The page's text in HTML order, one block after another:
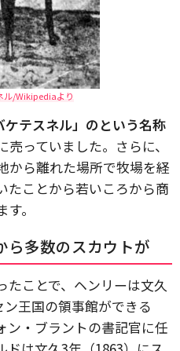
ル/Wikipediaより
ケテスネル」のという名称
っていました。さらに、
から離れた場所で牧場を経
たことから若いころから商
。
ら多数のスカウトが
たことで、ヘンリーは文久
王国の領事館ができる
ン・ブラントの書記官に任